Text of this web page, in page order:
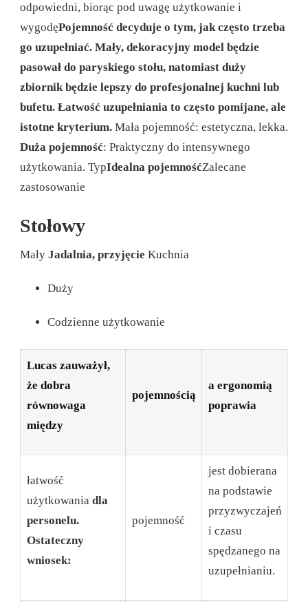
odpowiedni, biorąc pod uwagę użytkowanie i
wygodęPojemność decyduje o tym, jak często trzeba
go uzupełniać. Mały, dekoracyjny model będzie
pasował do paryskiego stołu, natomiast duży
zbiornik będzie lepszy do profesjonalnej kuchni lub
bufetu. Łatwość uzupełniania to często pomijane, ale
istotne kryterium. Mała pojemność: estetyczna, lekka.
Duża pojemność: Praktyczny do intensywnego
użytkowania. TypIdealna pojemnośćZalecane
zastosowanie
Stołowy
Mały Jadalnia, przyjęcie Kuchnia
Duży
Codzienne użytkowanie
Lucas zauważył,
że dobra
równowaga
między
pojemnością
a ergonomią
poprawia
łatwość
użytkowania dla
personelu.
Ostateczny
wniosek:
pojemność
jest dobierana
na podstawie
przyzwyczajeń
i czasu
spędzanego na
uzupełnianiu.